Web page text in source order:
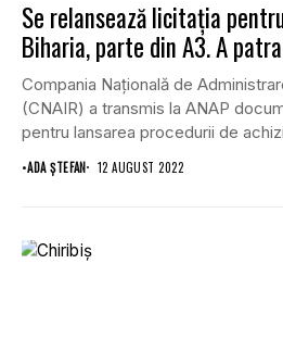
Se relansează licitația
Biharia, parte din A3. A
Compania Națională de
(CNAIR) a transmis la ANAP
pentru lansarea procedurii de
•ADA ȘTEFAN 12 AUGUST 2022